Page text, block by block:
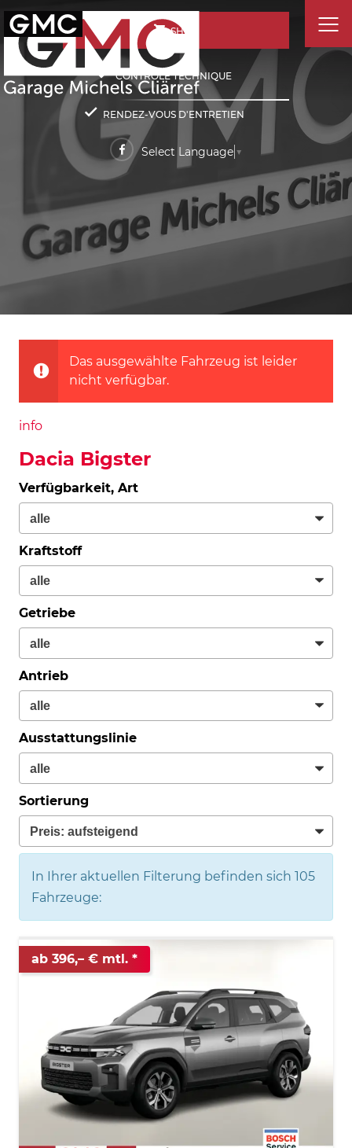
SHOP
CONTRÔLE TECHNIQUE
RENDEZ-VOUS D'ENTRETIEN
Select Language ▼
Das ausgewählte Fahrzeug ist leider
nicht verfügbar.
info
Dacia Bigster
Verfügbarkeit, Art
Kraftstoff
Getriebe
Antrieb
Ausstattungslinie
Sortierung
In Ihrer aktuellen Filterung befinden sich 105
Fahrzeuge:
ab 396,– € mtl.